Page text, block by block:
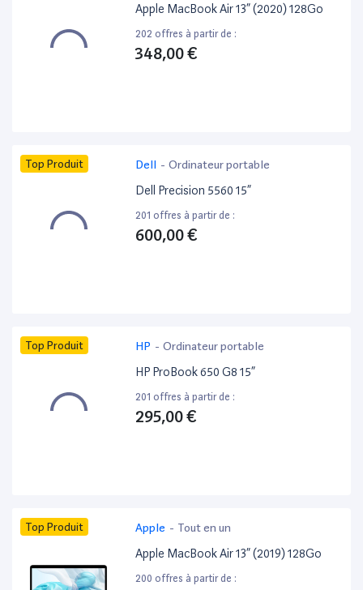
Apple MacBook Air 13” (2020) 128Go
202 offres à partir de :
348,00 €
Top Produit Dell - Ordinateur portable
Dell Precision 5560 15”
201 offres à partir de :
600,00 €
Top Produit HP - Ordinateur portable
HP ProBook 650 G8 15”
201 offres à partir de :
295,00 €
Top Produit Apple - Tout en un
Apple MacBook Air 13” (2019) 128Go
200 offres à partir de :